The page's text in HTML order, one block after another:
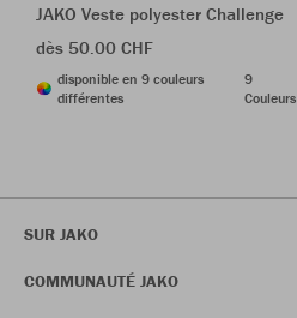
JAKO Veste polyester Challenge
dès 50.00 CHF
disponible en 9 couleurs
différentes
9
Couleurs
SUR JAKO
COMMUNAUTÉ JAKO